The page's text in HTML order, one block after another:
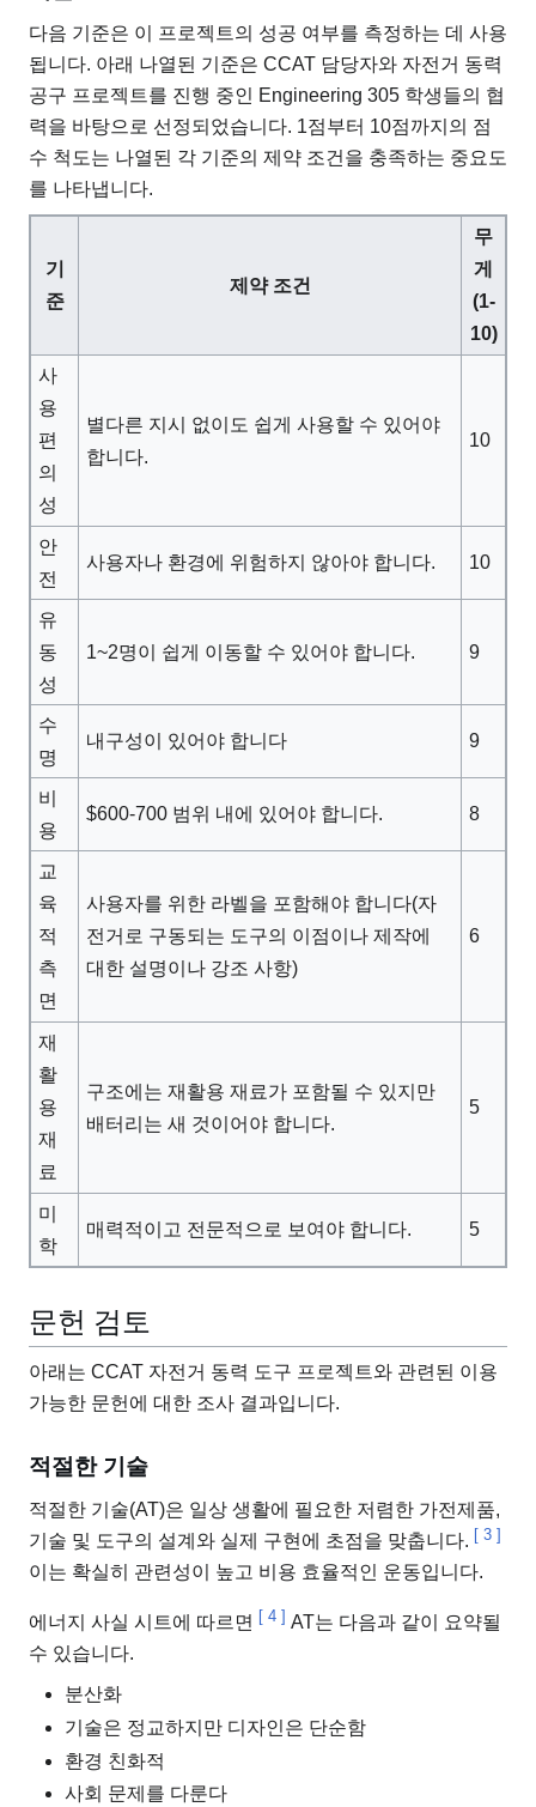
다음 기준은 이 프로젝트의 성공 여부를 측정하는 데 사용
됩니다. 아래 나열된 기준은 CCAT 담당자와 자전거 동력
공구 프로젝트를 진행 중인 Engineering 305 학생들의 협
력을 바탕으로 선정되었습니다. 1점부터 10점까지의 점
수 척도는 나열된 각 기준의 제약 조건을 충족하는 중요도
를 나타냅니다.
기
준
제약 조건
무
게
(1-
10)
사
용
편
의
성
별다른 지시 없이도 쉽게 사용할 수 있어야
합니다.
10
안
전
사용자나 환경에 위험하지 않아야 합니다. 10
유
동
성
1~2명이 쉽게 이동할 수 있어야 합니다. 9
수
명
내구성이 있어야 합니다 9
비
용
$600-700 범위 내에 있어야 합니다. 8
교
육
적
측
면
사용자를 위한 라벨을 포함해야 합니다(자
전거로 구동되는 도구의 이점이나 제작에
대한 설명이나 강조 사항)
6
재
활
용
재
료
구조에는 재활용 재료가 포함될 수 있지만
배터리는 새 것이어야 합니다.
5
미
학
매력적이고 전문적으로 보여야 합니다. 5
문헌 검토
아래는 CCAT 자전거 동력 도구 프로젝트와 관련된 이용
가능한 문헌에 대한 조사 결과입니다.
적절한 기술
적절한 기술(AT)은 일상 생활에 필요한 저렴한 가전제품,
기술 및 도구의 설계와 실제 구현에 초점을 맞춥니다. [ 3 ]
이는 확실히 관련성이 높고 비용 효율적인 운동입니다.
에너지 사실 시트에 따르면 [ 4 ] AT는 다음과 같이 요약될
수 있습니다.
분산화
기술은 정교하지만 디자인은 단순함
환경 친화적
사회 문제를 다룬다